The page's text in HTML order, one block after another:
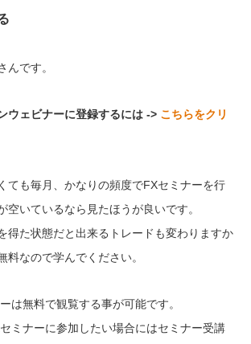
んです。
ウェビナーに登録するには -> こちらをクリ
ても毎月、かなりの頻度でFXセミナーを行
空いているなら見たほうが良いです。
得た状態だと出来るトレードも変わりますか
料なので学んでください。
は無料で観覧する事が可能です。
ミナーに参加したい場合にはセミナー受講